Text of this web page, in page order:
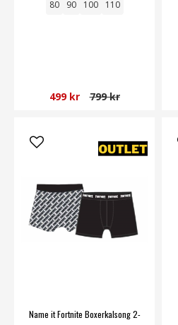
80 90 100 110
499 kr 799 kr
Name it Fortnite Boxerkalsong 2-